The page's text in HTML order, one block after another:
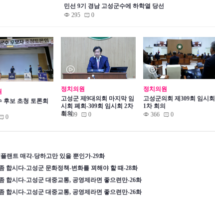
민선 9기 경남 고성군수에 하학열 당선
© 295 m 0
후보 초청 토론회
0
™
정치의원
고성군 제9대의회 마지막 임
시회 폐회-309회 임시회 2차
회의
©309 m0
™
정치의원
고성군의회 제309회 임시회
1차 회의
© 366 m 0
랜트 매각-당하고만 있을 뿐인가-29화
합시다-고성군 문화정책-변화를 꾀해야 할 때-28화
합시다-고성군 대중교통, 공영제라면 좋으련만-26화
합시다-고성군 대중교통, 공영제라면 좋으련만-26화